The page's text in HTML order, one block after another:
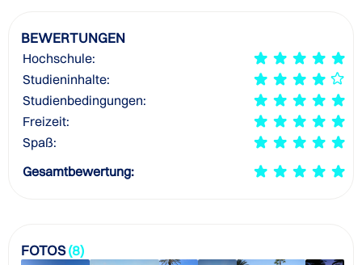
BEWERTUNGEN
Hochschule:
Studieninhalte:
Studienbedingungen:
Freizeit:
Spaß:
Gesamtbewertung:
FOTOS(8)